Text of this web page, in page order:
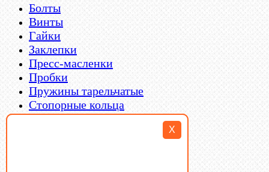
X
Болты
Винты
Гайки
Заклепки
Пресс-масленки
Пробки
Пружины тарельчатые
Стопорные кольца
Такелаж